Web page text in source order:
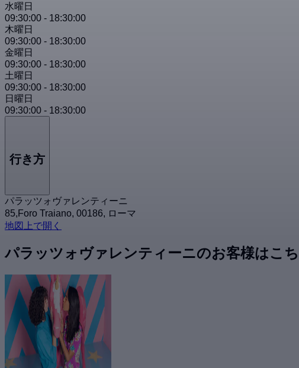
水曜日
09:30:00 - 18:30:00
木曜日
09:30:00 - 18:30:00
金曜日
09:30:00 - 18:30:00
土曜日
09:30:00 - 18:30:00
日曜日
09:30:00 - 18:30:00
行き方
パラッツォヴァレンティーニ
85,Foro Traiano, 00186, ローマ
地図上で開く
パラッツォヴァレンティーニのお客様はこ